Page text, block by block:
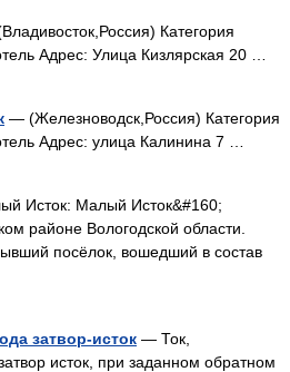
Категория
Адрес: Улица Кизлярская 20 …
— (Железноводск,Россия) Категория
Адрес: улица Калинина 7 …
Исток: Малый Исток&#160;
районе Вологодской области.
посёлок, вошедший в состав
затвор-исток — Ток,
исток, при заданном обратном